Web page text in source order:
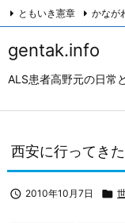
gentak.info
ALS患者高野元の日常
ともいき憲章 かなが
西安に行ってき
 2010年10月7日 